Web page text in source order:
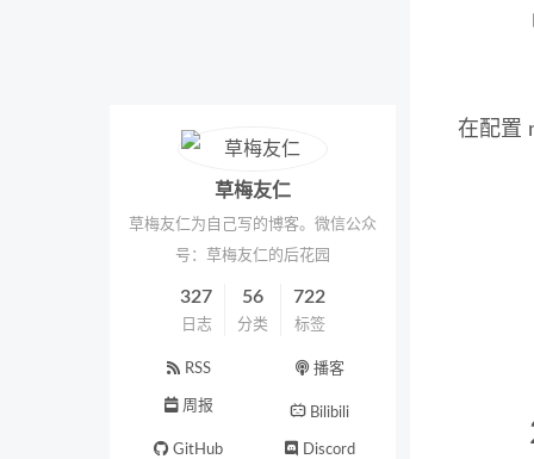
在配置
草梅友仁
草梅友仁为自己写的博客。微信公众
号：草梅友仁的后花园
327
日志
56
分类
722
标签
RSS 播客
周报 Bilibili
GitHub Discord